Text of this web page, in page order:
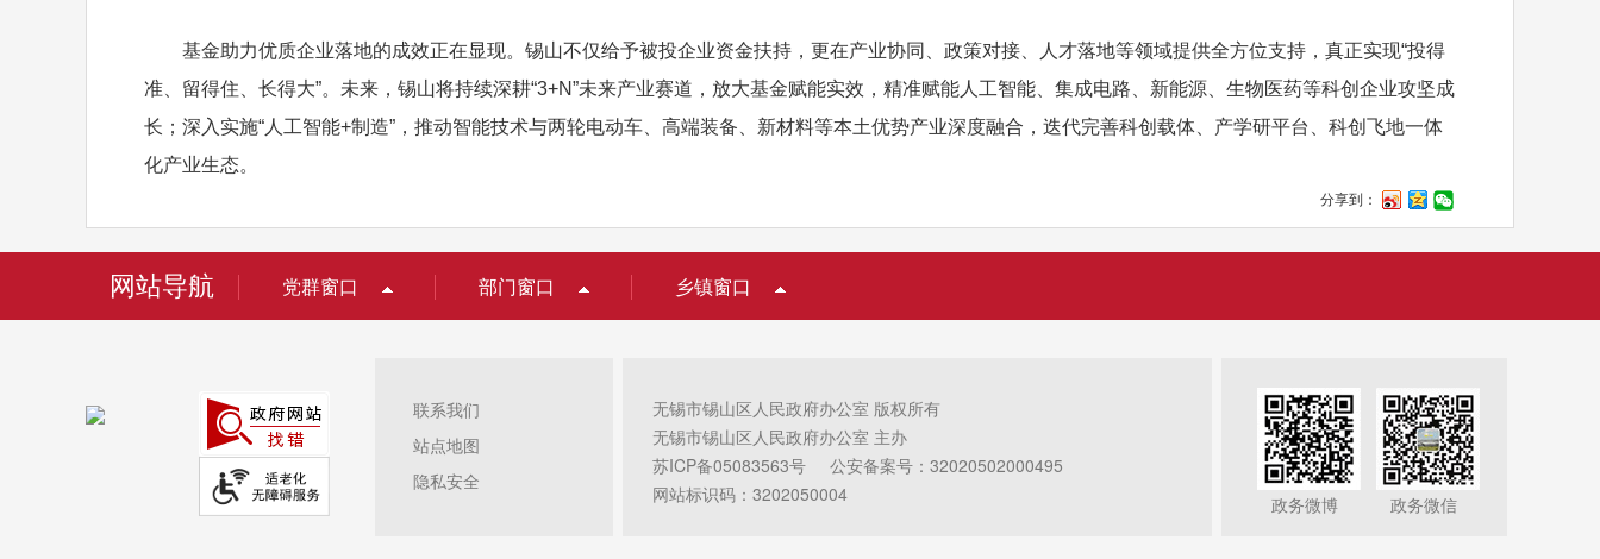
基金助力优质企业落地的成效正在显现。锡山不仅给予被投企业资金扶持，更在产业协同、政策对接、人才落地等领域提供全方位支持，真正实现“投得
准、留得住、长得大”。未来，锡山将持续深耕“3+N”未来产业赛道，放大基金赋能实效，精准赋能人工智能、集成电路、新能源、生物医药等科创企业攻坚成
长；深入实施“人工智能+制造”，推动智能技术与两轮电动车、高端装备、新材料等本土优势产业深度融合，迭代完善科创载体、产学研平台、科创飞地一体
化产业生态。
分享到：
网站导航 党群窗口 部门窗口 乡镇窗口
联系我们
站点地图
隐私安全
无锡市锡山区人民政府办公室 版权所有
无锡市锡山区人民政府办公室 主办
苏ICP备05083563号
公安备案号：32020502000495
网站标识码：3202050004
政务微博 政务微信